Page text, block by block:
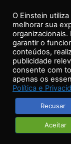
realização de
Não achou
O Einstein utiliza
melhorar sua
organizacionais.
garantir o
conteúdos,
publicidade
consente com
apenas os
Política e
Recusar
Aceitar